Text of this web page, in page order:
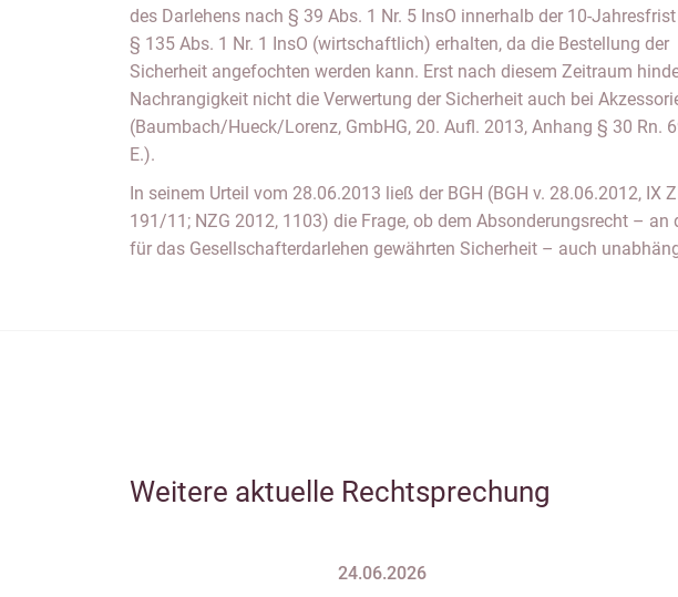
des Darlehens nach § 39 Abs. 1 Nr. 5 InsO innerhalb der 10-
§ 135 Abs. 1 Nr. 1 InsO (wirtschaftlich) erhalten, da die Bestellung der
Sicherheit angefochten werden kann. Erst nach diesem Zeitraum
Nachrangigkeit nicht die Verwertung der Sicherheit auch bei
(Baumbach/Hueck/Lorenz, GmbHG, 20. Aufl. 2013, Anhang § 30 Rn.
E.).
In seinem Urteil vom 28.06.2013 ließ der BGH (BGH v. 28.06.2012, IX
191/11; NZG 2012, 1103) die Frage, ob dem Absonderungsrecht – an
für das Gesellschafterdarlehen gewährten Sicherheit – auch
Weitere aktuelle Rechtsprechung
24.06.2026